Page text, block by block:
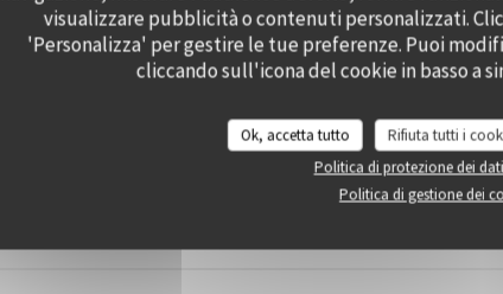
visualizzare pubblicità o contenuti personalizzati.
'Personalizza' per gestire le tue preferenze. Puoi
cliccando sull'icona del cookie in basso a
Ok, accetta tutto Rifiuta tutti i
Politica di protezione dei
Politica di gestione dei